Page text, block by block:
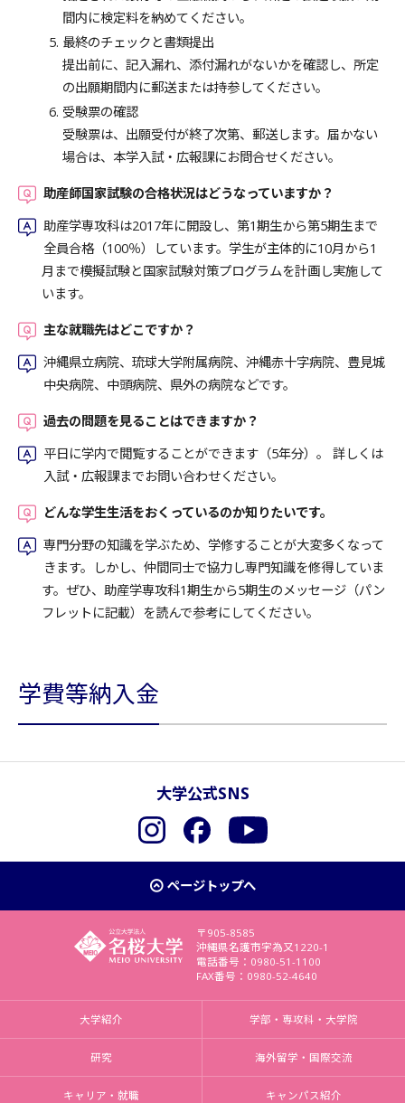
間内に検定料を納めてください。
最終のチェックと書類提出
提出前に、記入漏れ、添付漏れがないかを確認し、所定
の出願期間内に郵送または持参してください。
受験票の確認
受験票は、出願受付が終了次第、郵送します。届かない
場合は、本学入試・広報課にお問合せください。
助産師国家試験の合格状況はどうなっていますか？
助産学専攻科は2017年に開設し、第1期生から第5期生まで
全員合格（100％）しています。学生が主体的に10月から1
月まで模擬試験と国家試験対策プログラムを計画し実施して
います。
主な就職先はどこですか？
沖縄県立病院、琉球大学附属病院、沖縄赤十字病院、豊見城
中央病院、中頭病院、県外の病院などです。
過去の問題を見ることはできますか？
平日に学内で閲覧することができます（5年分）。 詳しくは
入試・広報課までお問い合わせください。
どんな学生生活をおくっているのか知りたいです。
専門分野の知識を学ぶため、学修することが大変多くなって
きます。しかし、仲間同士で協力し専門知識を修得していま
す。ぜひ、助産学専攻科1期生から5期生のメッセージ（パン
フレットに記載）を読んで参考にしてください。
学費等納入金
大学公式SNS
InstagramFacebookYouTube
ページトップへ
〒905-8585
沖縄県名護市字為又1220-1
電話番号：0980-51-1100
FAX番号：0980-52-4640
大学紹介 学部・専攻科・大学院
研究 海外留学・国際交流
キャリア・就職 キャンパス紹介